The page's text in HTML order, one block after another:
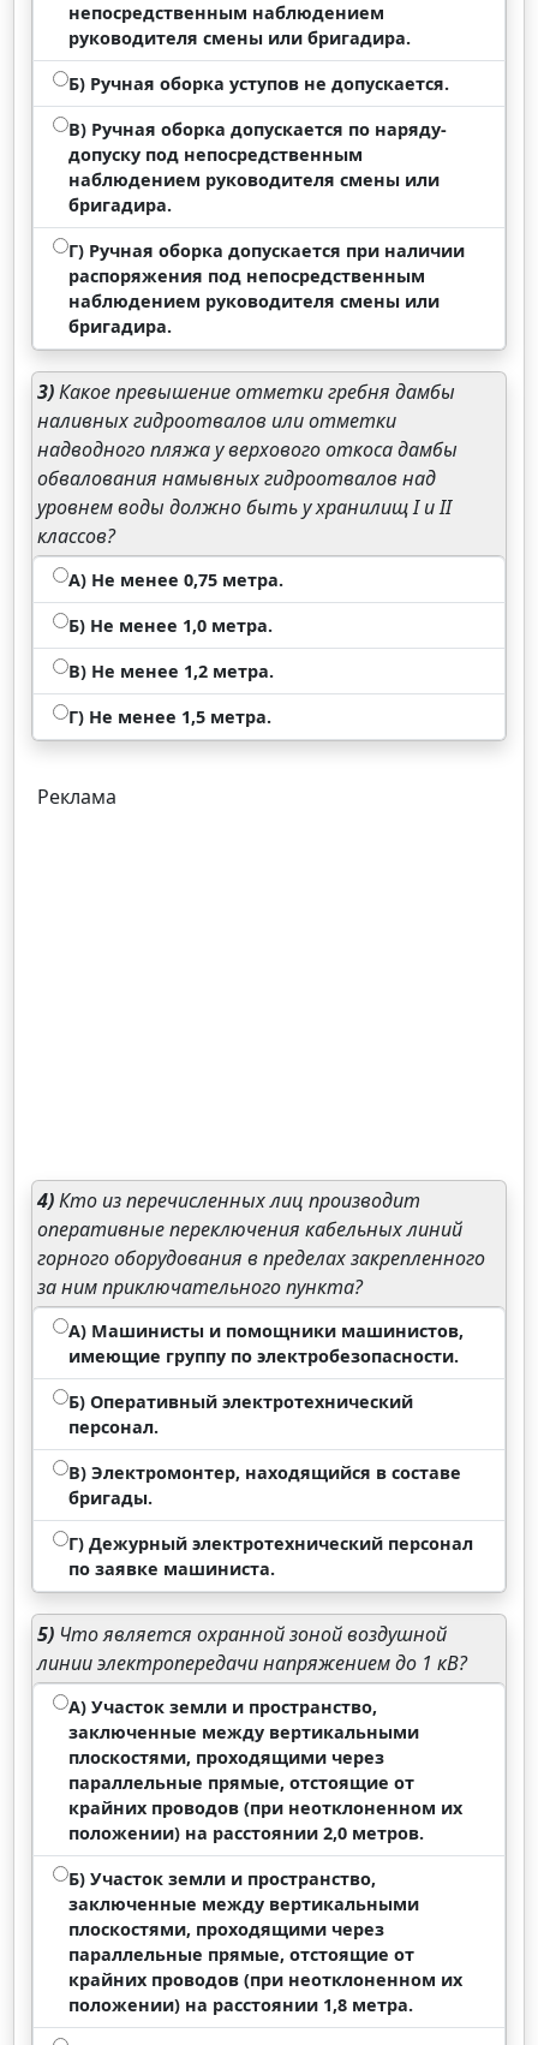
непосредственным наблюдением
руководителя смены или бригадира.
Б) Ручная оборка уступов не допускается.
В) Ручная оборка допускается по наряду-
допуску под непосредственным
наблюдением руководителя смены или
бригадира.
Г) Ручная оборка допускается при наличии
распоряжения под непосредственным
наблюдением руководителя смены или
бригадира.
3)Какое превышение отметки гребня дамбы
наливных гидроотвалов или отметки
надводного пляжа у верхового откоса дамбы
обвалования намывных гидроотвалов над
уровнем воды должно быть у хранилищ I и II
классов?
А) Не менее 0,75 метра.
Б) Не менее 1,0 метра.
В) Не менее 1,2 метра.
Г) Не менее 1,5 метра.
Реклама
4)Кто из перечисленных лиц производит
оперативные переключения кабельных линий
горного оборудования в пределах закрепленного
за ним приключательного пункта?
А) Машинисты и помощники машинистов,
имеющие группу по электробезопасности.
Б) Оперативный электротехнический
персонал.
В) Электромонтер, находящийся в составе
бригады.
Г) Дежурный электротехнический персонал
по заявке машиниста.
5) Что является охранной зоной воздушной
линии электропередачи напряжением до 1 кВ?
А) Участок земли и пространство,
заключенные между вертикальными
плоскостями, проходящими через
параллельные прямые, отстоящие от
крайних проводов (при неотклоненном их
положении) на расстоянии 2,0 метров.
Б) Участок земли и пространство,
заключенные между вертикальными
плоскостями, проходящими через
параллельные прямые, отстоящие от
крайних проводов (при неотклоненном их
положении) на расстоянии 1,8 метра.